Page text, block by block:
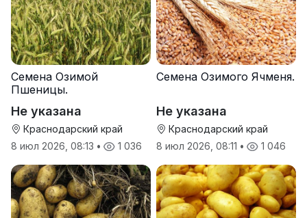
Семена Озимой
Пшеницы.
Не указана
Краснодарский край
8 июл 2026, 08:13 • 1 036
Семена Озимого Ячменя.
Не указана
Краснодарский край
8 июл 2026, 08:11 • 1 046